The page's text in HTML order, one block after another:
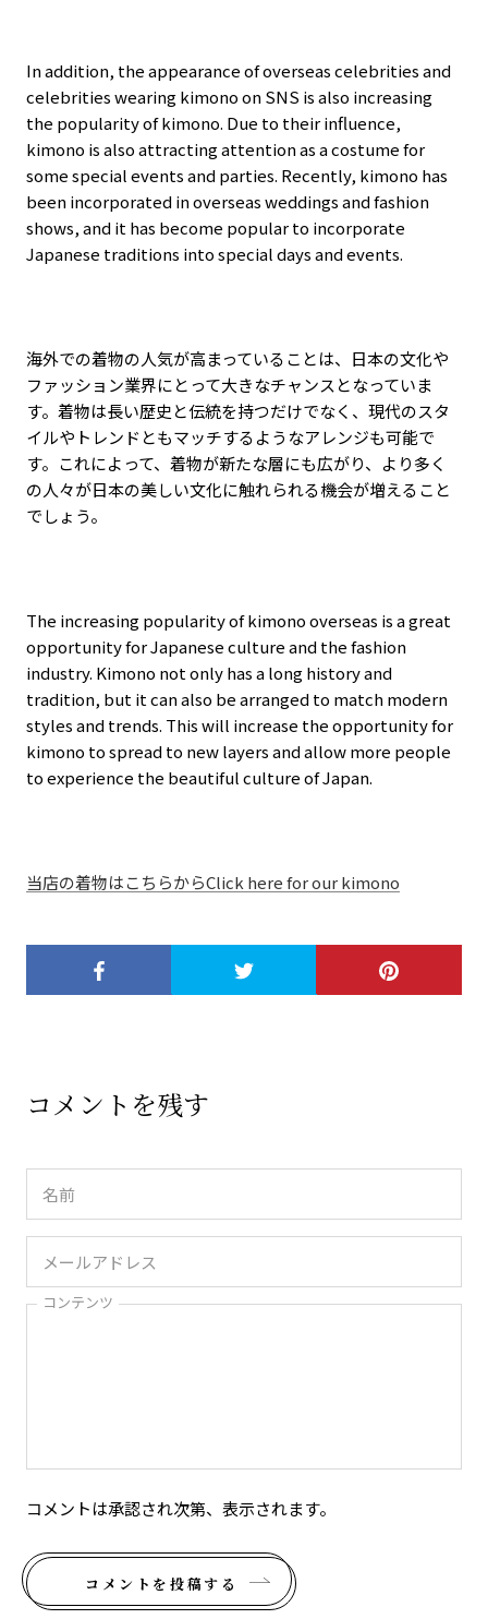
In addition, the appearance of overseas celebrities and
celebrities wearing kimono on SNS is also increasing
the popularity of kimono. Due to their influence,
kimono is also attracting attention as a costume for
some special events and parties. Recently, kimono has
been incorporated in overseas weddings and fashion
shows, and it has become popular to incorporate
Japanese traditions into special days and events.
海外での着物の人気が高まっていることは、日本の文化や
ファッション業界にとって大きなチャンスとなっていま
す。着物は長い歴史と伝統を持つだけでなく、現代のスタ
イルやトレンドともマッチするようなアレンジも可能で
す。これによって、着物が新たな層にも広がり、より多く
の人々が日本の美しい文化に触れられる機会が増えること
でしょう。
The increasing popularity of kimono overseas is a great
opportunity for Japanese culture and the fashion
industry. Kimono not only has a long history and
tradition, but it can also be arranged to match modern
styles and trends. This will increase the opportunity for
kimono to spread to new layers and allow more people
to experience the beautiful culture of Japan.
当店の着物はこちらからClick here for our kimono
コメントを残す
コンテンツ
コメントは承認され次第、表示されます。
コメントを投稿する